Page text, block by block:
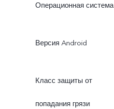
Операционная система
Версия Android
Класс защиты от
попадания грязи